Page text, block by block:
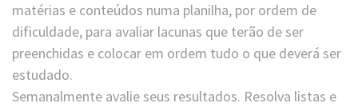
matérias e conteúdos numa planilha, por ordem de
dificuldade, para avaliar lacunas que terão de ser
preenchidas e colocar em ordem tudo o que deverá ser
estudado.
Semanalmente avalie seus resultados. Resolva listas e